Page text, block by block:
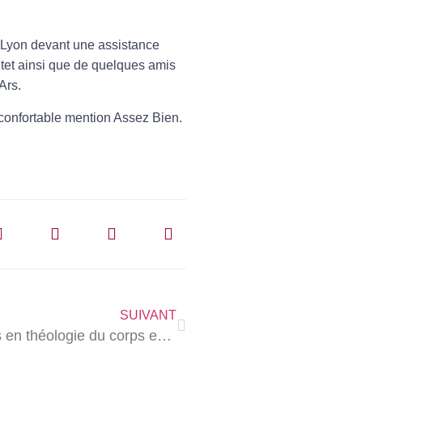
devant une assistance
ainsi que de quelques amis
mention Assez Bien.
SUIVANT
8 nouveaux certifiés en théologie du corps en ce début d’année 2021